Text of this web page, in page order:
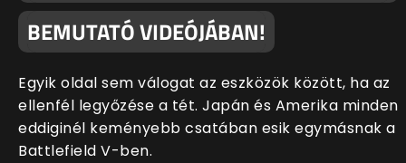
BEMUTATÓ VIDEÓJÁBAN!
Egyik oldal sem válogat az eszközök között, ha az
ellenfél legyőzése a tét. Japán és Amerika minden
eddiginél keményebb csatában esik egymásnak a
Battlefield V-ben.